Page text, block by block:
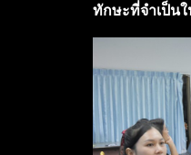
ทักษะที่จำเป็น